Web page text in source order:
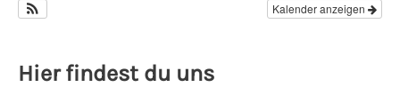
Kalender anzeigen
Hier findest du uns